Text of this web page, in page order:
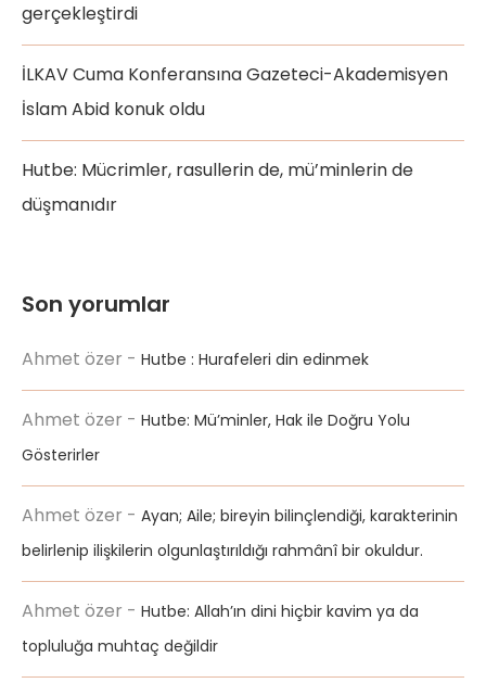
gerçekleştirdi
İLKAV Cuma Konferansına Gazeteci-Akademisyen
İslam Abid konuk oldu
Hutbe: Mücrimler, rasullerin de, mü’minlerin de
düşmanıdır
Son yorumlar
Ahmet özer - Hutbe : Hurafeleri din edinmek
Ahmet özer - Hutbe: Mü’minler, Hak ile Doğru Yolu
Gösterirler
Ahmet özer - Ayan; Aile; bireyin bilinçlendiği, karakterinin
belirlenip ilişkilerin olgunlaştırıldığı rahmânî bir okuldur.
Ahmet özer - Hutbe: Allah’ın dini hiçbir kavim ya da
topluluğa muhtaç değildir